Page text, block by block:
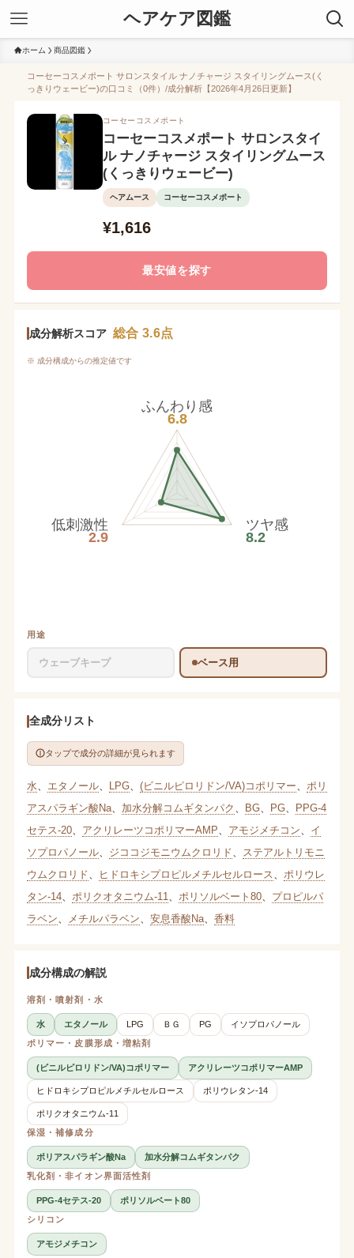
ヘアケア図鑑
ホーム 商品図鑑
コーセーコスメポート サロンスタイル ナノチャージ スタイリングムース(く
っきりウェービー)の口コミ（0件）/成分解析【2026年4月26日更新】
コーセーコスメポート
コーセーコスメポート サロンスタイ
ル ナノチャージ スタイリングムース
(くっきりウェービー)
ヘアムース コーセーコスメポート
¥1,616
最安値を探す
成分解析スコア 総合 3.6点
※ 成分構成からの推定値です
ふんわり感
6.8
ツヤ感
8.2
低刺激性
2.9
用途
ウェーブキープ ベース用
全成分リスト
タップで成分の詳細が見られます
水 エタノール、 LPG、 (ビニルピロリドン/VA)コポリマー
ポリ
アスパラギン酸Na、 加水分解コムギタンパク BG、 PG、 PPG-4
セテス-20、 アクリレーツコポリマーAMP アモジメチコン
イ
ソプロパノール、 ジココジモニウムクロリド
ステアルトリモニ
ウムクロリド
ヒドロキシプロピルメチルセルロース
ポリウレ
タン-14、 ポリクオタニウム-11 ポリソルベート80、 プロピルパ
ラベン
メチルパラベン 安息香酸Na、 香料
成分構成の解説
溶剤・噴射剤・水
水 エタノール LPG ＢＧ PG
イソプロパノール
ポリマー・皮膜形成・増粘剤
(ビニルピロリドン/VA)コポリマー アクリレーツコポリマーAMP
ヒドロキシプロピルメチルセルロース ポリウレタン-14
ポリクオタニウム-11
保湿・補修成分
ポリアスパラギン酸Na
加水分解コムギタンパク
乳化剤・非イオン界面活性剤
PPG-4セテス-20
ポリソルベート80
シリコン
アモジメチコン